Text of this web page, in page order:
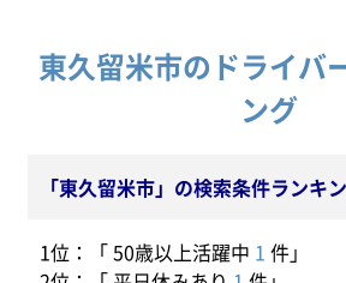
東久留米市のドライバ
ング
「東久留米市」の検索条件ランキ
1位：「 50歳以上活躍中 1 件」